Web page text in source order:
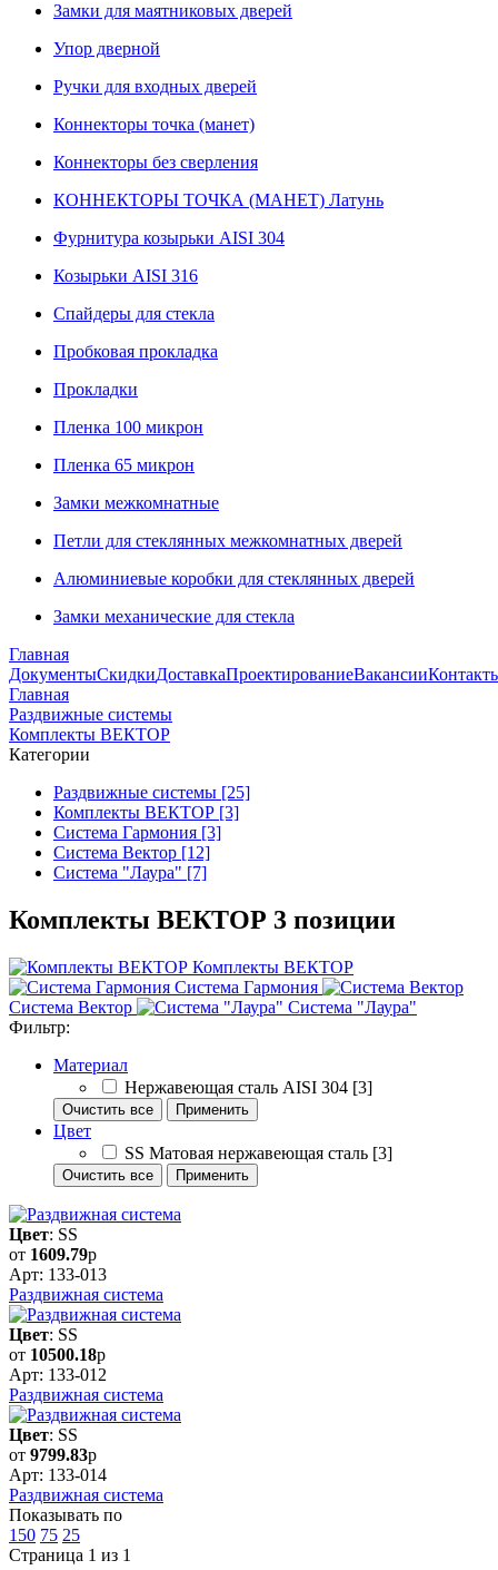
Замки для маятниковых дверей
Упор дверной
Ручки для входных дверей
Коннекторы точка (манет)
Коннекторы без сверления
КОННЕКТОРЫ ТОЧКА (МАНЕТ) Латунь
Фурнитура козырьки AISI 304
Козырьки AISI 316
Спайдеры для стекла
Пробковая прокладка
Прокладки
Пленка 100 микрон
Пленка 65 микрон
Замки межкомнатные
Петли для стеклянных межкомнатных дверей
Алюминиевые коробки для стеклянных дверей
Замки механические для стекла
Главная
ДокументыСкидкиДоставкаПроектированиеВакансии
Главная
Раздвижные системы
Комплекты ВЕКТОР
Категории
Раздвижные системы [25]
Комплекты ВЕКТОР [3]
Система Гармония [3]
Система Вектор [12]
Система "Лаура" [7]
Комплекты ВЕКТОР 3 позиции
Комплекты ВЕКТОР
Система Гармония
Система Вектор
Система "Лаура"
Фильтр:
Материал
Нержавеющая сталь AISI 304 [3]
Очистить все Применить
Цвет
SS Матовая нержавеющая сталь [3]
Очистить все Применить
Цвет: SS
от 1609.79р
Арт: 133-013
Раздвижная система
Цвет: SS
от 10500.18р
Арт: 133-012
Раздвижная система
Цвет: SS
от 9799.83р
Арт: 133-014
Раздвижная система
Показывать по
150 75 25
Страница 1 из 1